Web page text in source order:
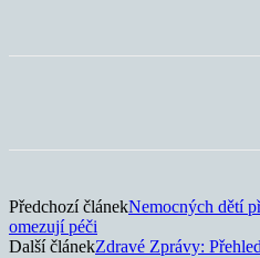
Předchozí článekNemocných dětí
omezují péči
Další článekZdravé Zprávy: